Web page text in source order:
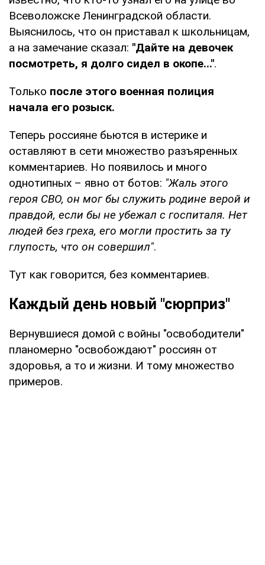
Всеволожске Ленинградской области.
Выяснилось, что он приставал к школьницам,
а на замечание сказал: "Дайте на девочек
посмотреть, я долго сидел в окопе...".
Только после этого военная полиция
начала его розыск.
Теперь россияне бьются в истерике и
оставляют в сети множество разъяренных
комментариев. Но появилось и много
однотипных – явно от ботов: "Жаль этого
героя СВО, он мог бы служить родине верой и
правдой, если бы не убежал с госпиталя. Нет
людей без греха, его могли простить за ту
глупость, что он совершил".
Тут как говорится, без комментариев.
Каждый день новый "сюрприз"
Вернувшиеся домой с войны "освободители"
планомерно "освобождают" россиян от
здоровья, а то и жизни. И тому множество
примеров.